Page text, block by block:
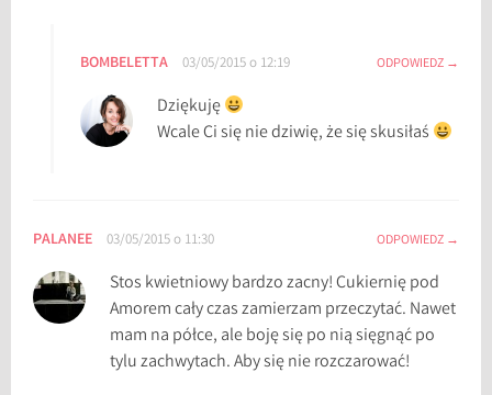
a
n
i
i
ą
c
a
BOMBELETTA 03/05/2015 o 12:19 ODPOWIEDZ
Dziękuję
Wcale Ci się nie dziwię, że się skusiłaś
PALANEE 03/05/2015 o 11:30 ODPOWIEDZ
Stos kwietniowy bardzo zacny! Cukiernię pod
Amorem cały czas zamierzam przeczytać. Nawet
mam na półce, ale boję się po nią sięgnąć po
tylu zachwytach. Aby się nie rozczarować!